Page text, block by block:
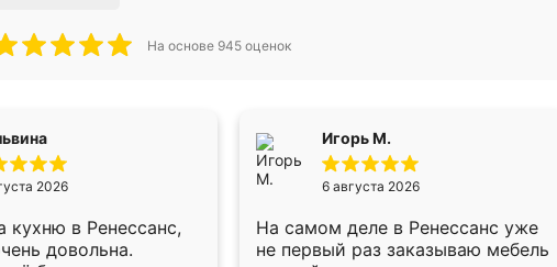
На основе 945 оценок
2026
кухню в Ренессанс,
довольна.
Игорь М.
6 августа 2026
На самом деле в Ренессанс уже
не первый раз заказываю мебель